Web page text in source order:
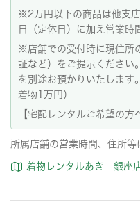
※2万円以下の商品は他支
日（定休日）に加え営業時
※店舗での受付時に現住所
証など）をご提示ください
を別途お預かりいたします
着物1万円）
【宅配レンタルご希望の方
所属店舗の営業時間、住所等
着物レンタルあき 銀座